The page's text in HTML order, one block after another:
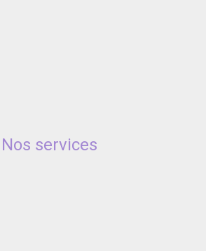
Nos services